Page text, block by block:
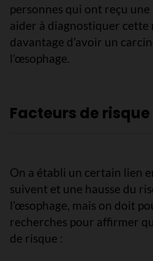
personnes qui ont reçu
aider à diagnostiquer cette
davantage d’avoir un
l’œsophage.
Facteurs de
On a établi un certain lien
suivent et une hausse du
l’œsophage, mais on doit
recherches pour affirmer
de risque :